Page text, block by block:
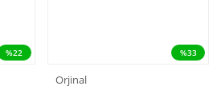
%22 %33
Orjinal